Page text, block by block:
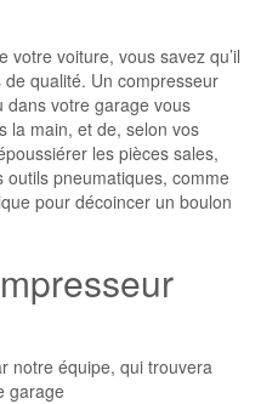
votre voiture, vous savez qu’il
de qualité. Un compresseur
dans votre garage vous
la main, et de, selon vos
les pièces sales,
pneumatiques, comme
pour décoincer un boulon
notre équipe, qui trouvera
garage